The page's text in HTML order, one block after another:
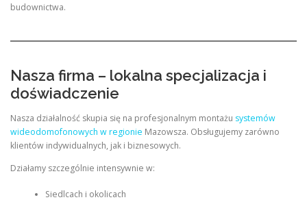
budownictwa.
Nasza firma – lokalna specjalizacja i
doświadczenie
Nasza działalność skupia się na profesjonalnym montażu systemów
wideodomofonowych w regionie Mazowsza. Obsługujemy zarówno
klientów indywidualnych, jak i biznesowych.
Działamy szczególnie intensywnie w:
Siedlcach i okolicach